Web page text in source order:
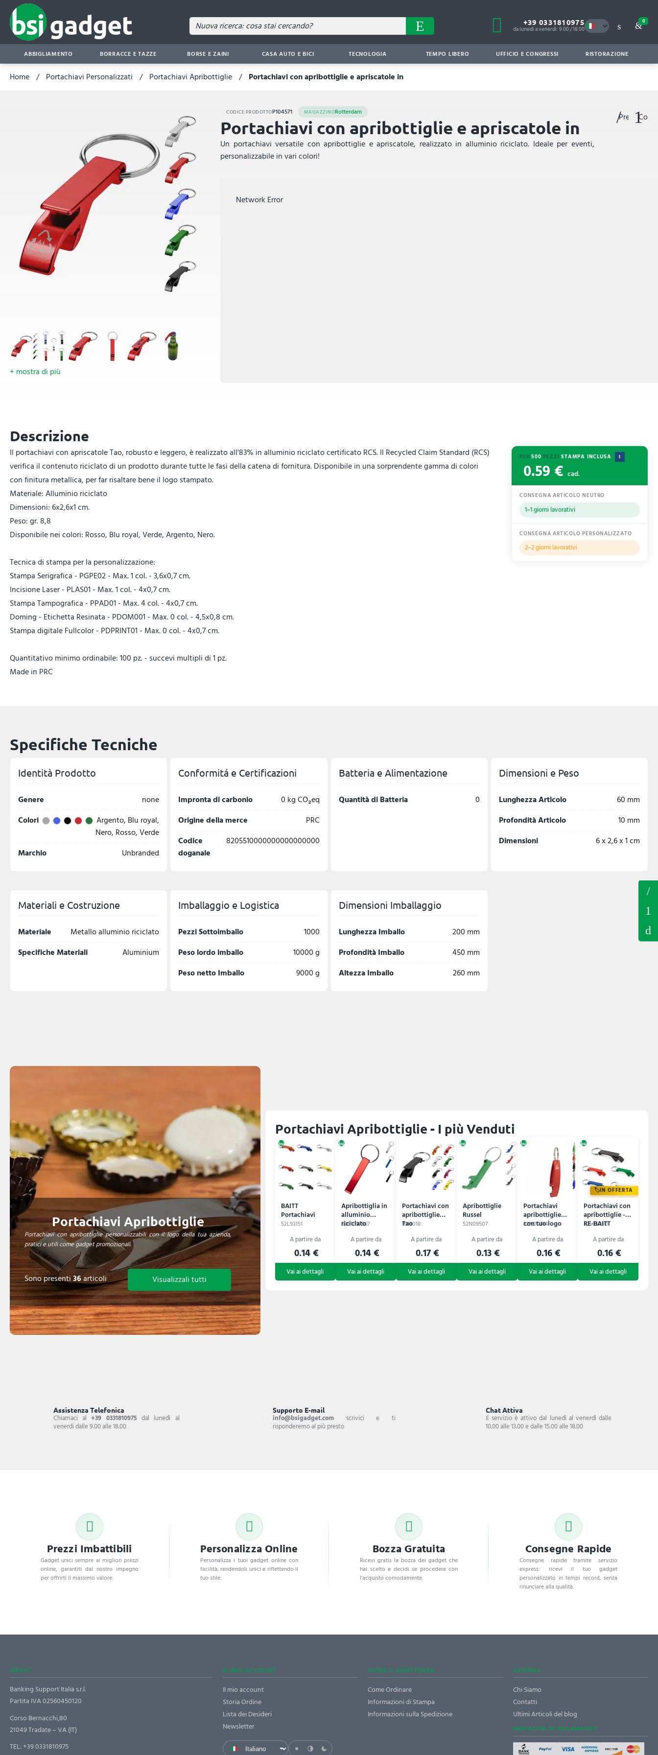
+39 0331810975
da lunedì a venerdì: 9.00 / 18.00
0
ABBIGLIAMENTO BORRACCE E TAZZE BORSE E ZAINI CASA AUTO E BICI TECNOLOGIA TEMPO LIBERO UFFICIO E CONGRESSI RISTORAZIONE
Home Portachiavi Personalizzati Portachiavi Apribottiglie Portachiavi con apribottiglie e apriscatole in
CODICE PRODOTTOP104571 MAGAZZINORotterdam
Portachiavi con apribottiglie e apriscatole in
Un portachiavi versatile con apribottiglie e apriscatole, realizzato in alluminio riciclato. Ideale per eventi,
personalizzabile in vari colori!
+ mostra di più
Preferiti
Network Error
Descrizione
Il portachiavi con apriscatole Tao, robusto e leggero, è realizzato all'83% in alluminio riciclato certificato RCS. Il Recycled Claim Standard (RCS)
verifica il contenuto riciclato di un prodotto durante tutte le fasi della catena di fornitura. Disponibile in una sorprendente gamma di colori
con finitura metallica, per far risaltare bene il logo stampato.
Materiale: Alluminio riciclato
Dimensioni: 6x2,6x1 cm.
Peso: gr. 8,8
Disponibile nei colori: Rosso, Blu royal, Verde, Argento, Nero.
Tecnica di stampa per la personalizzazione:
Stampa Serigrafica - PGPE02 - Max. 1 col. - 3,6x0,7 cm.
Incisione Laser - PLAS01 - Max. 1 col. - 4x0,7 cm.
Stampa Tampografica - PPAD01 - Max. 4 col. - 4x0,7 cm.
Doming - Etichetta Resinata - PDOM001 - Max. 0 col. - 4,5x0,8 cm.
Stampa digitale Fullcolor - PDPRINT01 - Max. 0 col. - 4x0,7 cm.
Quantitativo minimo ordinabile: 100 pz. - succevi multipli di 1 pz.
Made in PRC
PER500 PEZZISTAMPA INCLUSA I
0.59 € cad.
CONSEGNA ARTICOLO NEUTRO
1–1 giorni lavorativi
CONSEGNA ARTICOLO PERSONALIZZATO
2–2 giorni lavorativi
Specifiche Tecniche
Identità Prodotto
Genere
none
Colori
Argento, Blu royal,
Nero, Rosso, Verde
Marchio
Unbranded
Conformitá e Certificazioni
Impronta di carbonio
0 kg CO₂eq
Origine della merce
PRC
Codice
doganale
8205510000000000000000
Batteria e Alimentazione
Quantità di Batteria 0
Dimensioni e Peso
Lunghezza Articolo
60 mm
Profondità Articolo
10 mm
Dimensioni
6 x 2,6 x 1 cm
Materiali e Costruzione
Materiale
Metallo alluminio riciclato
Specifiche Materiali
Aluminium
Imballaggio e Logistica
Pezzi Sottoimballo
1000
Peso lordo imballo
10000 g
Peso netto Imballo
9000 g
Dimensioni Imballaggio
Lunghezza Imballo
200 mm
Profondità Imballo
450 mm
Altezza Imballo
260 mm
Portachiavi Apribottiglie
Portachiavi con apribottiglie personalizzabili con il logo della tua azienda,
pratici e utili come gadget promozionali.
Sono presenti36articoli Visualizzali tutti
Portachiavi Apribottiglie - I più Venduti
BAITT
Portachiavi
52L93151
0.14 €
Apribottiglia in
alluminio
riciclato
52B1097567
0.14 €
Portachiavi con
apribottiglie
Tao
P118018
0.17 €
Apribottiglie
Russel
52N09507
0.13 €
Portachiavi
apribottiglie
con tuo logo
52N00814
0.16 €
IN OFFERTA
Portachiavi con
apribottiglie -
RE-BAITT
52L95090
0.16 €
Assistenza Telefonica
Chiamaci al+39 0331810975 dal lunedì al
venerdi dalle 9.00 alle 18.00
Supporto E-mail
info@bsigadget.comscrivici e ti
risponderemo al più presto
Chat Attiva
Il servizio è attivo dal lunedì al venerdì dalle
10.00 alle 13.00 e dalle 15.00 alle 18.00
Prezzi Imbattibili
Gadget unici sempre ai migliori prezzi
online, garantiti dal nostro impegno
per offrirti il massimo valore.
Personalizza Online
Personalizza i tuoi gadget online con
facilità, rendendoli unici e riflettendo il
tuo stile.
Bozza Gratuita
Ricevi gratis la bozza dei gadget che
hai scelto e decidi se procedere con
l'acquisto comodamente.
Consegne Rapide
Consegne rapide tramite servizio
express: ricevi il tuo gadget
personalizzato in tempi record, senza
rinunciare alla qualità.
ABOUT
Banking Support Italia s.r.l.
Partita IVA 02560450120
Corso Bernacchi,80
21049 Tradate – VA (IT)
TEL:+39 0331810975
IL MIO ACCOUNT
Il mio account
Storia Ordine
Lista dei Desideri
Newsletter
GUIDE E ASSISTENZA
Come Ordinare
Informazioni di Stampa
Informazioni sulla Spedizione
AZIENDA
Chi Siamo
Contatti
Ultimi Articoli del blog
MODALITÀ DI PAGAMENTO